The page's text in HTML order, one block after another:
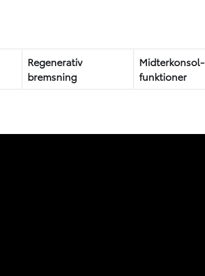
Regenerativ
bremsning
Midterkonsol-
funktioner